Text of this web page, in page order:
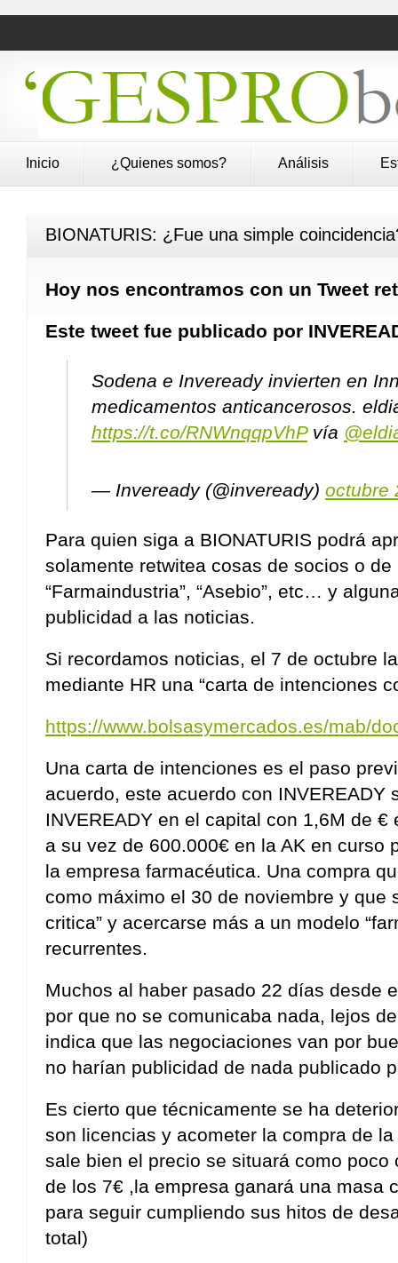
Inicio ¿Quienes somos? Análisis
BIONATURIS: ¿Fue una simple
Hoy nos encontramos con un Tweet
Este tweet fue publicado por
Sodena e Inveready invierten en
medicamentos anticancerosos.
https://t.co/RNWnqqpVhPvía
— Inveready (@inveready) octubre
Para quien siga a BIONATURIS podrá
solamente retwitea cosas de socios o
“Farmaindustria”, “Asebio”, etc… y
publicidad a las noticias.
Si recordamos noticias, el 7 de octubre
mediante HR una “carta de intenciones
https://www.bolsasymercados.es/mab/
Una carta de intenciones es el paso
acuerdo, este acuerdo con INVEREADY
INVEREADY en el capital con 1,6M de
a su vez de 600.000€ en la AK en curso
la empresa farmacéutica. Una compra
como máximo el 30 de noviembre y que
critica” y acercarse más a un modelo
recurrentes.
Muchos al haber pasado 22 días desde
por que no se comunicaba nada, lejos
indica que las negociaciones van por
no harían publicidad de nada publicado
Es cierto que técnicamente se ha
son licencias y acometer la compra de
sale bien el precio se situará como poco
de los 7€ ,la empresa ganará una masa
para seguir cumpliendo sus hitos de
total)